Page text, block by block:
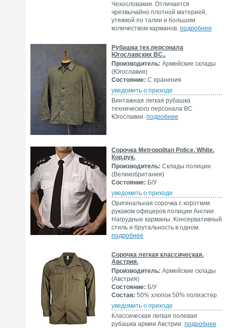
Чехословакии. Отличается
чрезвычайно плотной материей,
утяжкой по талии и большим
количеством карманов. подробнее
Рубашка тех.персонала
Югославских ВС..
Производитель: Армейские склады
(Югославия)
Состояние: С хранения
уведомить о приходе
Винтажная легкая рубашка
технического персонала ВС
Югославии. подробнее
Сорочка Metropolitan Police. White.
Кор.рук.
Производитель: Склады полиции
(Великобритания)
Состояние: Б/У
уведомить о приходе
Оригинальная сорочка с коротким
рукавом офицеров полиции Англии.
Нагрудные карманы. Консервативный
стиль и брутальность в одном.
подробнее
Сорочка легкая классическая.
Австрия.
Производитель: Армейские склады
(Австрия)
Состояние: Б/У
Состав: 50% хлопок 50% полиэстер
уведомить о приходе
Классическая легкая полевая
рубашка армии Австрии. подробнее